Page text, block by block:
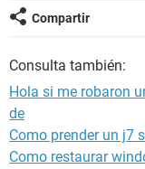
Compartir
Consulta también:
Hola si me robaron
de
Como prender un j7
Como restaurar